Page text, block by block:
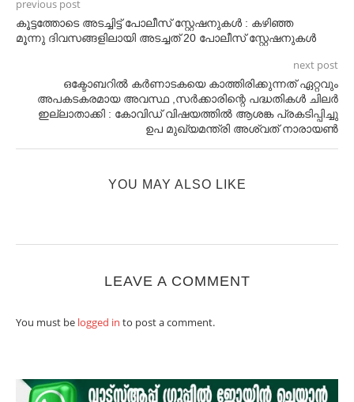
previous post
കൂട്ടത്തോടെ അടച്ചിട്ട് പോലീസ് സ്റ്റേഷനുകൾ : കഴിഞ്ഞ
മൂന്നു ദിവസങ്ങളിലായി അടച്ചത് 20 പോലീസ് സ്റ്റേഷനുകൾ
next post
ഒക്ടോബറിൽ കർണാടകയെ കാത്തിരിക്കുന്നത് ഏറ്റവും
അപകടകരമായ അവസ്ഥ ,സർക്കാരിന്റെ പദ്ധതികൾ ചിലർ
ഇല്ലാതാക്കി : കോവിഡ് വിഷയത്തിൽ ആശങ്ക പ്രകടിപ്പിച്ചു
ഉപ മുഖ്യമന്ത്രി അശ്വത് നാരായൺ
YOU MAY ALSO LIKE
LEAVE A COMMENT
You must be logged in to post a comment.